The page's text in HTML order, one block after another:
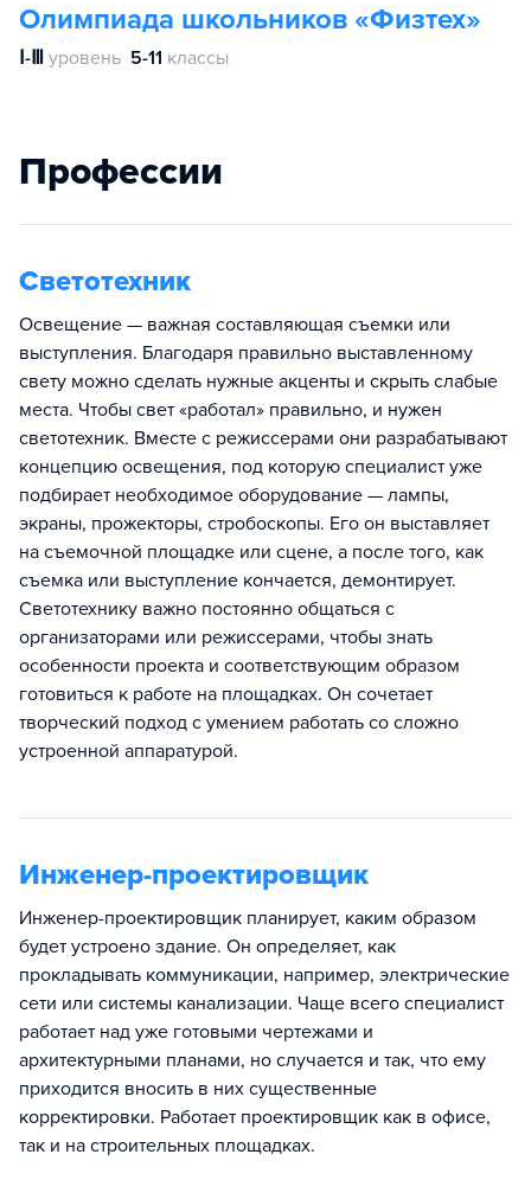
Олимпиада школьников «Физтех»
Ⅰ-Ⅲ уровень 5-11 классы
Профессии
Светотехник
Освещение — важная составляющая съемки или
выступления. Благодаря правильно выставленному
свету можно сделать нужные акценты и скрыть слабые
места. Чтобы свет «работал» правильно, и нужен
светотехник. Вместе с режиссерами они разрабатывают
концепцию освещения, под которую специалист уже
подбирает необходимое оборудование — лампы,
экраны, прожекторы, стробоскопы. Его он выставляет
на съемочной площадке или сцене, а после того, как
съемка или выступление кончается, демонтирует.
Светотехнику важно постоянно общаться с
организаторами или режиссерами, чтобы знать
особенности проекта и соответствующим образом
готовиться к работе на площадках. Он сочетает
творческий подход с умением работать со сложно
устроенной аппаратурой.
Инженер-проектировщик
Инженер-проектировщик планирует, каким образом
будет устроено здание. Он определяет, как
прокладывать коммуникации, например, электрические
сети или системы канализации. Чаще всего специалист
работает над уже готовыми чертежами и
архитектурными планами, но случается и так, что ему
приходится вносить в них существенные
корректировки. Работает проектировщик как в офисе,
так и на строительных площадках.